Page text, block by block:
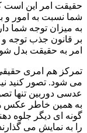
حقیقت امر این است
شما نسبت به امور و
به میزان توجه شما
بر قانون جذب توجه
امر به حقیقت بدل
تمرکز هم امری
می شود. تصور کنید
عدسی دوربین تنها
به همین خاطر عکس
گونه ای دیگر جلوه
را به نمایش می